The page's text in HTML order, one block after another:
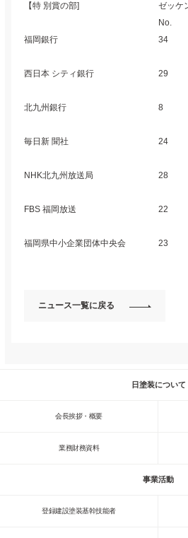
【特 別賞の部]
ゼッケ
No.
福岡銀行 34
西日本 シティ銀行
29
北九州銀行 8
毎日新 聞社 24
NHK北九州放送局 28
FBS 福岡放送 22
福岡県中小企業団体中央会 23
ニュース一覧に戻る
日塗装について
会長挨拶・概要
業務財務資料
事業活動
登録建設塗装基幹技能者